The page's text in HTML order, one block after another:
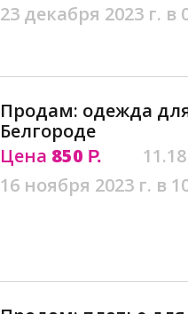
23 декабря 2023 г. в
Продам: одежда
Белгороде
Цена 850 Р.
16 ноября 2023 г. в